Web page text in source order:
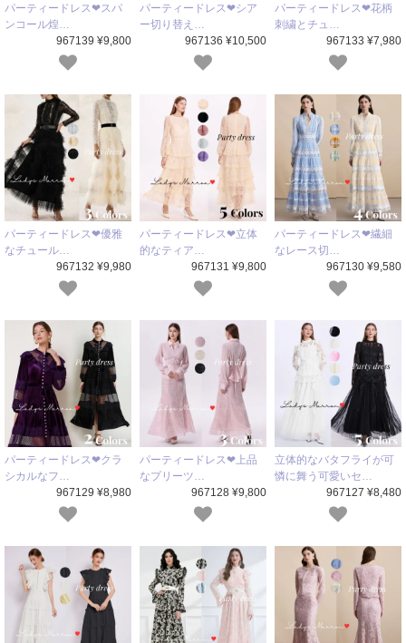
パーティードレス❤スパ
ンコール煌…
967139 ¥9,800
パーティードレス❤シア
ー切り替え…
967136 ¥10,500
パーティードレス❤花柄
刺繍とチュ…
967133 ¥7,980
パーティードレス❤優雅
なチュール…
967132 ¥9,980
パーティードレス❤立体
的なティア…
967131 ¥9,800
パーティードレス❤繊細
なレース切…
967130 ¥9,580
パーティードレス❤クラ
シカルなフ…
967129 ¥8,980
パーティードレス❤上品
なプリーツ…
967128 ¥9,800
立体的なバタフライが可
憐に舞う可愛いセ…
967127 ¥8,480